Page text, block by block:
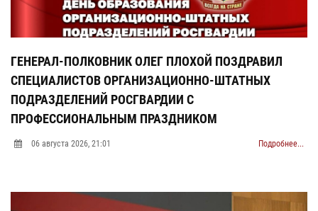
ГЕНЕРАЛ-ПОЛКОВНИК ОЛЕГ ПЛОХОЙ ПОЗДРАВИЛ
СПЕЦИАЛИСТОВ ОРГАНИЗАЦИОННО-ШТАТНЫХ
ПОДРАЗДЕЛЕНИЙ РОСГВАРДИИ С
ПРОФЕССИОНАЛЬНЫМ ПРАЗДНИКОМ
06 августа 2026, 21:01 Подробнее...